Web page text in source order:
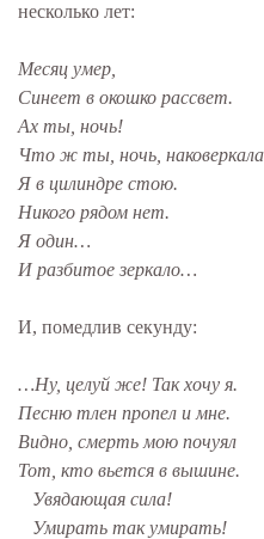
несколько лет:
Месяц умер,
Синеет в окошко рассвет.
Ах ты, ночь!
Что ж ты, ночь,
Я в цилиндре стою.
Никого рядом нет.
Я один…
И разбитое зеркало…
И, помедлив секунду:
…Ну, целуй же! Так хочу я.
Песню тлен пропел и мне.
Видно, смерть мою почуял
Тот, кто вьется в вышине.
Увядающая сила!
Умирать так умирать!